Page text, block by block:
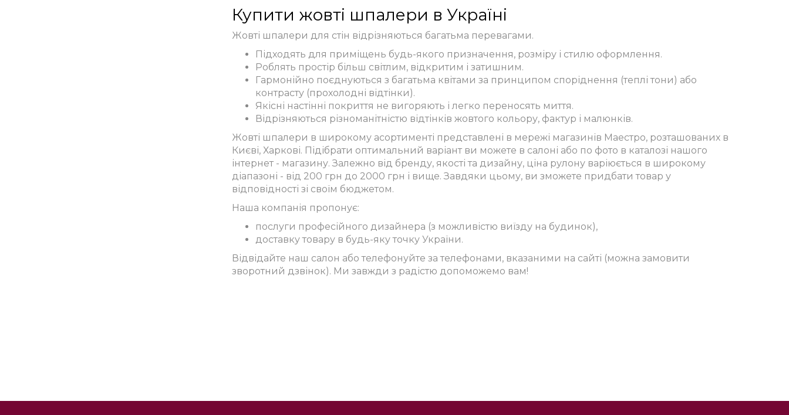
Купити жовті шпалери в Україні
Жовті шпалери для стін відрізняються багатьма перевагами.
Підходять для приміщень будь-якого призначення, розміру і стилю оформлення.
Роблять простір більш світлим, відкритим і затишним.
Гармонійно поєднуються з багатьма квітами за принципом споріднення (теплі тони) або
контрасту (прохолодні відтінки).
Якісні настінні покриття не вигоряють і легко переносять миття.
Відрізняються різноманітністю відтінків жовтого кольору, фактур і малюнків.
Жовті шпалери в широкому асортименті представлені в мережі магазинів Маестро, розташованих в
Києві, Харкові. Підібрати оптимальний варіант ви можете в салоні або по фото в каталозі нашого
інтернет - магазину. Залежно від бренду, якості та дизайну, ціна рулону варіюється в широкому
діапазоні - від 200 грн до 2000 грн і вище. Завдяки цьому, ви зможете придбати товар у
відповідності зі своїм бюджетом.
Наша компанія пропонує:
послуги професійного дизайнера (з можливістю виїзду на будинок),
доставку товару в будь-яку точку України.
Відвідайте наш салон або телефонуйте за телефонами, вказаними на сайті (можна замовити
зворотний дзвінок). Ми завжди з радістю допоможемо вам!